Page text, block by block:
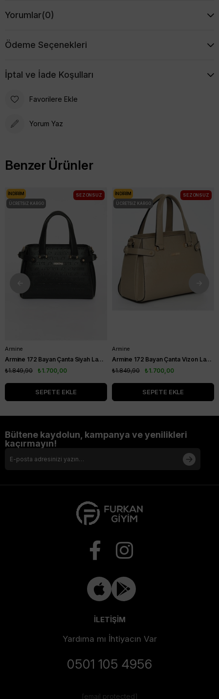
Yorumlar(0)
Ödeme Seçenekleri
İptal ve İade Koşulları
Favorilere Ekle
Yorum Yaz
Benzer Ürünler
Armine
Armine 172 Bayan Çanta Siyah Lazer
₺1.700,00
₺1.849,90
SEPETE EKLE
İNDIRIM
ÜCRETSIZ KARGO
SEZONSUZ
Armine
Armine 172 Bayan Çanta Vizon Lazer
₺1.700,00
₺1.849,90
SEPETE EKLE
İNDIRIM
ÜCRETSIZ KARGO
SEZONSUZ
Bültene kaydolun, kampanya ve yenilikleri
kaçırmayın!
İLETİŞİM
Yardıma mı İhtiyacın Var
0501 105 4956
[email protected]